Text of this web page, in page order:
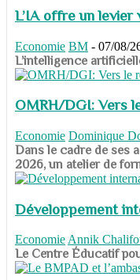
L’IA offre un
Economie BM - 07/08/
​​​​​​​L’intelligence
OMRH/DGI: Vers
Economie Dominique
Dans le cadre de ses
2026, un atelier de
Développement
Economie Annik
​​​​​​​Le Centre Éducatif